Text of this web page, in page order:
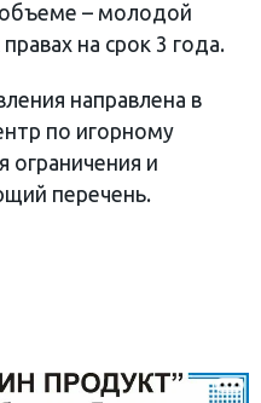
– молодой
на срок 3 года.
направлена в
по игорному
ограничения и
перечень.